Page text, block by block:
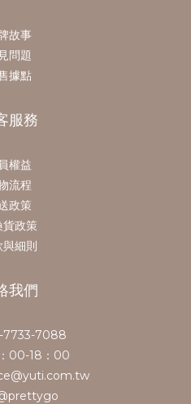
故事
問題
據點
服務
權益
流程
政策
貨政策
與細則
我們
7733-7088
00-18：00